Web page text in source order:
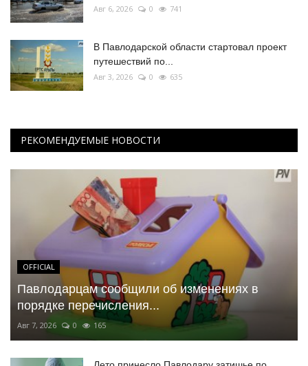
Авг 6, 2026 0 741
В Павлодарской области стартовал проект
путешествий по...
Авг 3, 2026 0 635
РЕКОМЕНДУЕМЫЕ НОВОСТИ
OFFICIAL
Павлодарцам сообщили об изменениях в
порядке перечисления...
Авг 7, 2026 0 165